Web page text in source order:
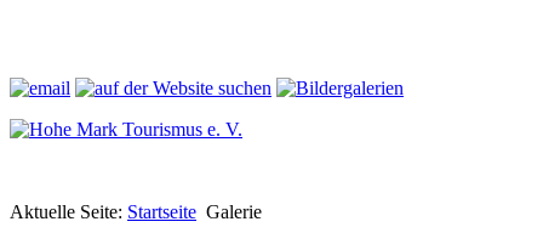
Aktuelle Seite: Startseite Galerie